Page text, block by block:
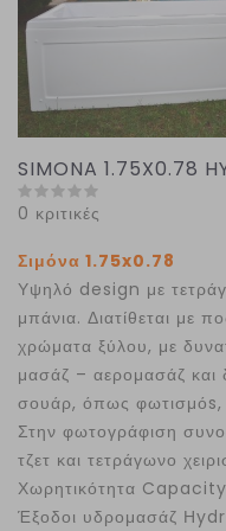
SIMONA 1.75X0.78
0 κριτικές
Σιμόνα 1.75x0.78
Υψηλό design με
μπάνια. Διατίθεται με
χρώματα ξύλου, με
μασάζ – αερομασάζ
σουάρ, όπως φωτισμόs,
Στην φωτογράφιση
τζετ και τετράγωνο
Χωρητικότητα
Έξοδοι υδρομασάζ